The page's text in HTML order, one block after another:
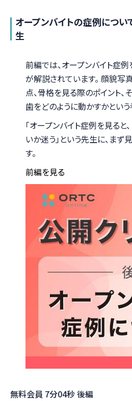
オープンバイトの症例につ
生
前編では、オープンバイト症
が解説されています。 顔貌写
点、骨格を見る際のポイント、
歯をどのように動かすかとい
「オープンバイト症例を見ると
いか迷う」という先生に、ま
す。
前編を見る
無料会員 7分04秒後編